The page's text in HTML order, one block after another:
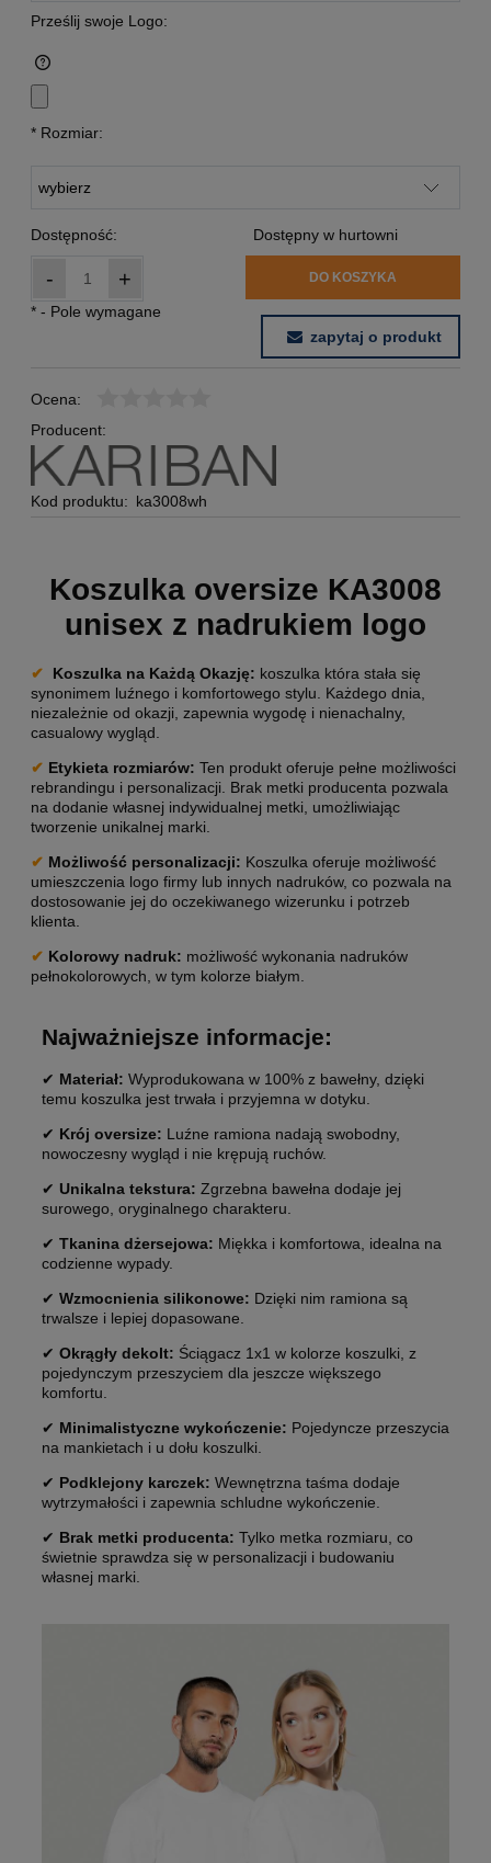
Prześlij swoje Logo:
* Rozmiar:
Dostępność: Dostępny w hurtowni
- + DO KOSZYKA
* - Pole wymagane
zapytaj o produkt
Ocena:
Producent:
Kod produktu: ka3008wh
Koszulka oversize KA3008
unisex z nadrukiem logo
✔ Koszulka na Każdą Okazję: koszulka która stała się
synonimem luźnego i komfortowego stylu. Każdego dnia,
niezależnie od okazji, zapewnia wygodę i nienachalny,
casualowy wygląd.
✔ Etykieta rozmiarów: Ten produkt oferuje pełne możliwości
rebrandingu i personalizacji. Brak metki producenta pozwala
na dodanie własnej indywidualnej metki, umożliwiając
tworzenie unikalnej marki.
✔ Możliwość personalizacji: Koszulka oferuje możliwość
umieszczenia logo firmy lub innych nadruków, co pozwala na
dostosowanie jej do oczekiwanego wizerunku i potrzeb
klienta.
✔ Kolorowy nadruk: możliwość wykonania nadruków
pełnokolorowych, w tym kolorze białym.
Najważniejsze informacje:
✔ Materiał: Wyprodukowana w 100% z bawełny, dzięki
temu koszulka jest trwała i przyjemna w dotyku.
✔ Krój oversize: Luźne ramiona nadają swobodny,
nowoczesny wygląd i nie krępują ruchów.
✔ Unikalna tekstura: Zgrzebna bawełna dodaje jej
surowego, oryginalnego charakteru.
✔ Tkanina dżersejowa: Miękka i komfortowa, idealna na
codzienne wypady.
✔ Wzmocnienia silikonowe: Dzięki nim ramiona są
trwalsze i lepiej dopasowane.
✔ Okrągły dekolt: Ściągacz 1x1 w kolorze koszulki, z
pojedynczym przeszyciem dla jeszcze większego
komfortu.
✔ Minimalistyczne wykończenie: Pojedyncze przeszycia
na mankietach i u dołu koszulki.
✔ Podklejony karczek: Wewnętrzna taśma dodaje
wytrzymałości i zapewnia schludne wykończenie.
✔ Brak metki producenta: Tylko metka rozmiaru, co
świetnie sprawdza się w personalizacji i budowaniu
własnej marki.